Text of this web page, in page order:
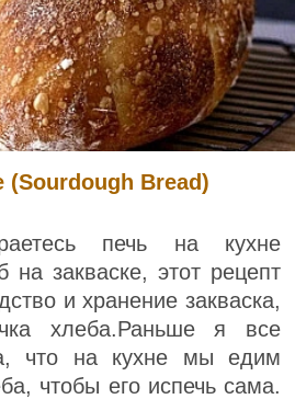
(Sourdough Bread)
печь на кухне
на закваске, этот рецепт
и хранение закваска,
хлеба.Раньше я все
что на кухне мы едим
чтобы его испечь сама.